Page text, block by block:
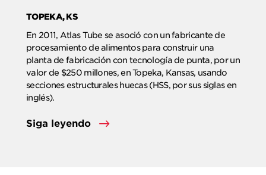
TOPEKA, KS
En 2011, Atlas Tube se asoció con un fabricante de
procesamiento de alimentos para construir una
planta de fabricación con tecnología de punta, por un
valor de $250 millones, en Topeka, Kansas, usando
secciones estructurales huecas (HSS, por sus siglas en
inglés).
Siga leyendo